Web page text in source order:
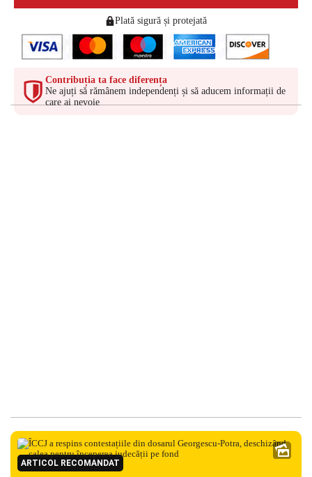
Plată sigură și protejată
Contribuția ta face diferența
Ne ajuți să rămânem independenți și să aducem informații de
care ai nevoie
ARTICOL RECOMANDAT